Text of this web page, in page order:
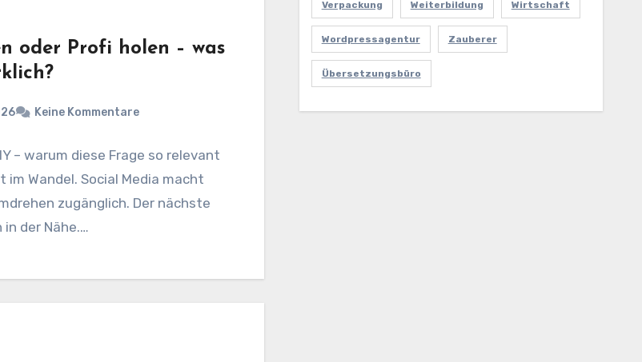
oder Profi holen – was
Keine Kommentare
– warum diese Frage so relevant
im Wandel. Social Media macht
zugänglich. Der nächste
der Nähe.…
Verpackung Weiterbildung Wirtschaft
Wordpressagentur Zauberer
Übersetzungsbüro